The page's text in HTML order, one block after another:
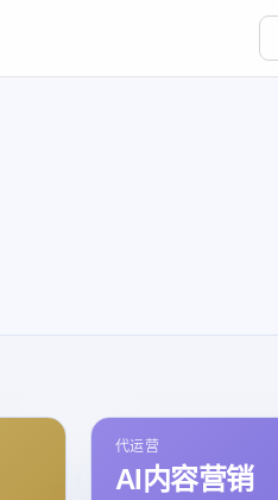
代运营
AI内容营销